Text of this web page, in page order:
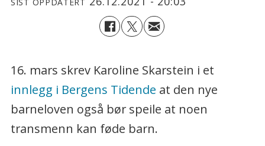
16. mars skrev Karoline Skarstein i et
innlegg i Bergens Tidende at den nye
barneloven også bør speile at noen
transmenn kan føde barn.